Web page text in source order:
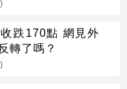
跌170點 網見外
轉了嗎？